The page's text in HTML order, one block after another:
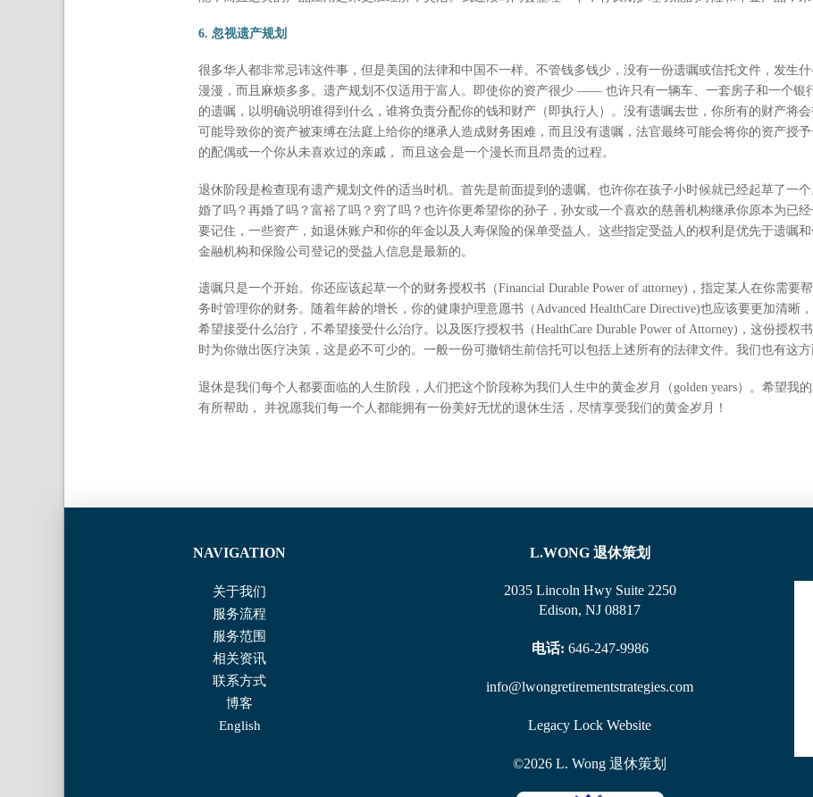
6. 忽视遗产规划
很多华人都非常忌讳这件事，但是美国的法律和中国不一样。不管钱多钱少，没有一份遗嘱或信托文件，发生
漫漫，而且麻烦多多。遗产规划不仅适用于富人。即使你的资产很少 —— 也许只有一辆车、一套房子和一个
的遗嘱，以明确说明谁得到什么，谁将负责分配你的钱和财产（即执行人）。没有遗嘱去世，你所有的财产将
可能导致你的资产被束缚在法庭上给你的继承人造成财务困难，而且没有遗嘱，法官最终可能会将你的资产授
的配偶或一个你从未喜欢过的亲戚， 而且这会是一个漫长而且昂贵的过程。
退休阶段是检查现有遗产规划文件的适当时机。首先是前面提到的遗嘱。也许你在孩子小时候就已经起草了一
婚了吗？再婚了吗？富裕了吗？穷了吗？也许你更希望你的孙子，孙女或一个喜欢的慈善机构继承你原本为已
要记住，一些资产，如退休账户和你的年金以及人寿保险的保单受益人。这些指定受益人的权利是优先于遗嘱
金融机构和保险公司登记的受益人信息是最新的。
遗嘱只是一个开始。你还应该起草一个的财务授权书（Financial Durable Power of attorney)，指定某人在你需要
务时管理你的财务。随着年龄的增长，你的健康护理意愿书（Advanced HealthCare Directive)也应该要更加清晰
希望接受什么治疗，不希望接受什么治疗。以及医疗授权书（HealthCare Durable Power of Attorney)，这份授权
时为你做出医疗决策，这是必不可少的。一般一份可撤销生前信托可以包括上述所有的法律文件。我们也有这
退休是我们每个人都要面临的人生阶段，人们把这个阶段称为我们人生中的黄金岁月（golden years）。希望我
有所帮助， 并祝愿我们每一个人都能拥有一份美好无忧的退休生活，尽情享受我们的黄金岁月！
NAVIGATION
关于我们
服务流程
服务范围
相关资讯
联系⽅式
博客
English
L.WONG 退休策划
2035 Lincoln Hwy Suite 2250
Edison, NJ 08817
电话: 646-247-9986
info@lwongretirementstrategies.com
Legacy Lock Website
©2026 L. Wong退休策划